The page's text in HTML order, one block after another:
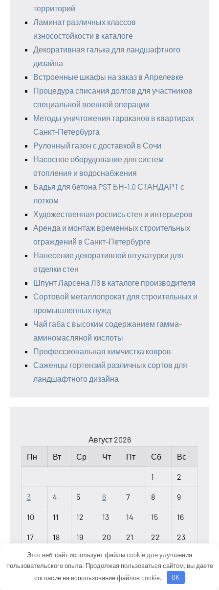
территорий
Ламинат различных классов
износостойкости в каталоге
Декоративная галька для ландшафтного
дизайна
Встроенные шкафы на заказ в Апрелевке
Процедура списания долгов для участников
специальной военной операции
Методы уничтожения тараканов в квартирах
Санкт-Петербурга
Рулонный газон с доставкой в Сочи
Насосное оборудование для систем
отопления и водоснабжения
Бадья для бетона PST БН-1,0 СТАНДАРТ с
лотком
Художественная роспись стен и интерьеров
Аренда и монтаж временных строительных
ограждений в Санкт-Петербурге
Нанесение декоративной штукатурки для
отделки стен
Шпунт Ларсена Л6 в каталоге производителя
Сортовой металлопрокат для строительных и
промышленных нужд
Чай габа с высоким содержанием гамма-
аминомасляной кислоты
Профессиональная химчистка ковров
Саженцы гортензий различных сортов для
ландшафтного дизайна
Август 2026
Пн
Вт Ср Чт Пт Сб Вс
1 2
3 4 5 6 7 8 9
10 11 12 13 14 15 16
17 18 19 20 21 22 23
24 25 26 27 28 29 30
Этот веб-сайт использует файлы cookie для улучшения
пользовательского опыта. Продолжая пользоваться сайтом, вы даете
согласие на использование файлов cookie.
OK